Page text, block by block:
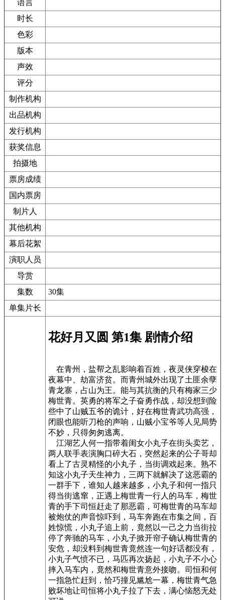
语言
时长
色彩
版本
声效
评分
制作机构
出品机构
发行机构
获奖信息
拍摄地
票房成绩
国内票房
制片人
其他机构
幕后花絮
演职人员
导赏
集数
30集
单集片长
花好月又圆 第1集 剧情介绍
在青州，盐帮之乱影响着百姓，夜灵侠穿梭在
夜幕中、劫富济贫。而青州城外出现了土匪余孽
青龙寨，占山为王。能与其抗衡的只有梅家三少
梅世青。英勇的将军之子奋勇作战，却没想到险
些中了山贼五爷的诡计，好在梅世青武功高强，
闭眼也能听刀枪的声响，山贼小宝爷等人见局势
不妙，只得匆匆逃离。
江湖艺人何一指带着闺女小丸子在街头卖艺，
两人联手表演胸口碎大石，突然起来的公子哥却
看上了古灵精怪的小丸子，当街调戏起来。熟不
知这小丸子天生神力，三两下就解决了这恶霸的
一群手下，谁知人越来越多，小丸子和何一指只
得当街逃窜，正遇上梅世青一行人的马车，梅世
青的手下司恒赶走了那恶霸，可梅世青的马车却
被炮仗的声音惊吓到，马车奔跑在市集之间，百
姓惊慌，小丸子追上前，竟然以一己之力当街拉
停了奔驰的马车，小丸子掀开帘子确认梅世青的
安危，却没料到梅世青竟然连一句好话都没有，
小丸子气愤不已，马匹再次扬起，小丸子不小心
摔入马车内，竟然和梅世青意外接吻。司恒和何
一指急忙赶到，恰巧撞见尴尬一幕，梅世青气急
败坏地让司恒将小丸子拉了下去，满心恼怒无处